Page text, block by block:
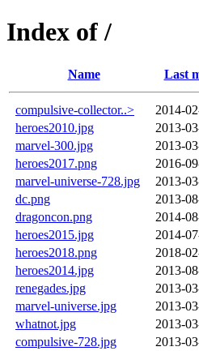
Index of /
Name Last
compulsive-collector..> 2014-
heroes2010.jpg
2013-
marvel-300.jpg
2013-
heroes2017.png
2016-
marvel-universe-728.jpg
2013-
dc.png
2013-
dragoncon.png
2014-
heroes2015.jpg
2014-
heroes2018.png
2018-
heroes2014.jpg
2013-
renegades.jpg
2013-
marvel-universe.jpg
2013-
whatnot.jpg
2013-
compulsive-728.jpg
2013-